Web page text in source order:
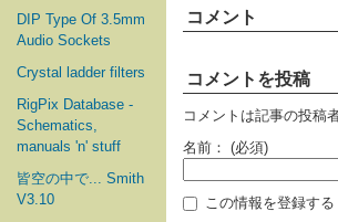
DIP Type Of 3.5mm
Audio Sockets
Crystal ladder filters
RigPix Database -
Schematics,
manuals 'n' stuff
皆空の中で... Smith
V3.10
コメント
コメントを投稿
コメントは記事の投稿
名前： (必須)
この情報を登録する